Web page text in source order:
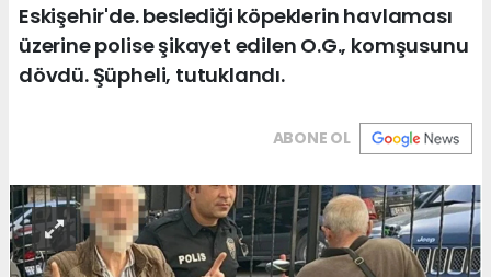
Eskişehir'de. beslediği köpeklerin havlaması
üzerine polise şikayet edilen O.G., komşusunu
dövdü. Şüpheli, tutuklandı.
ABONE OL